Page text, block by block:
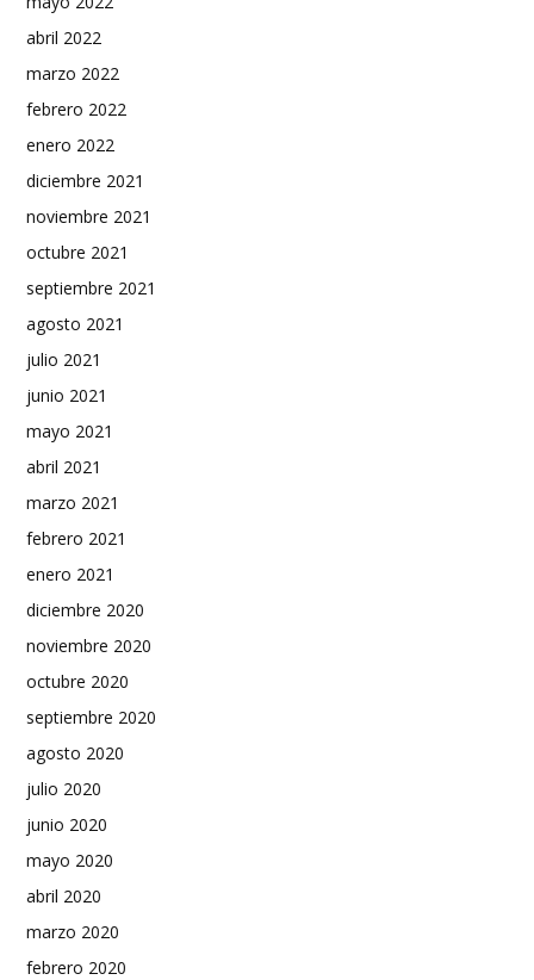
abril 2022
marzo 2022
febrero 2022
enero 2022
diciembre 2021
noviembre 2021
octubre 2021
septiembre 2021
agosto 2021
julio 2021
junio 2021
mayo 2021
abril 2021
marzo 2021
febrero 2021
enero 2021
diciembre 2020
noviembre 2020
octubre 2020
septiembre 2020
agosto 2020
julio 2020
junio 2020
mayo 2020
abril 2020
marzo 2020
febrero 2020